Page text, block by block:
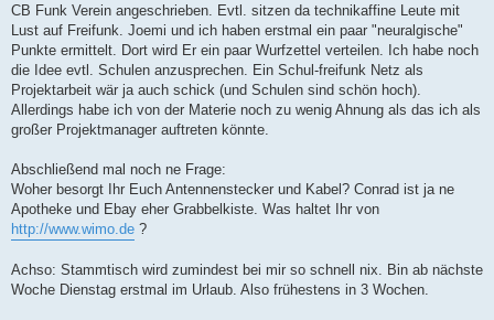
CB Funk Verein angeschrieben. Evtl. sitzen da technikaffine Leute mit
Lust auf Freifunk. Joemi und ich haben erstmal ein paar "neuralgische"
Punkte ermittelt. Dort wird Er ein paar Wurfzettel verteilen. Ich habe noch
die Idee evtl. Schulen anzusprechen. Ein Schul-freifunk Netz als
Projektarbeit wär ja auch schick (und Schulen sind schön hoch).
Allerdings habe ich von der Materie noch zu wenig Ahnung als das ich als
großer Projektmanager auftreten könnte.
Abschließend mal noch ne Frage:
Woher besorgt Ihr Euch Antennenstecker und Kabel? Conrad ist ja ne
Apotheke und Ebay eher Grabbelkiste. Was haltet Ihr von
http://www.wimo.de ?
Achso: Stammtisch wird zumindest bei mir so schnell nix. Bin ab nächste
Woche Dienstag erstmal im Urlaub. Also frühestens in 3 Wochen.